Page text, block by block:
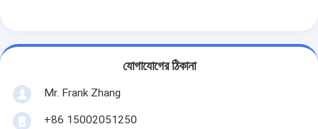
বাড়ি
যোগাযোগের ঠিকানা
Mr. Frank Zhang
+86 15002051250